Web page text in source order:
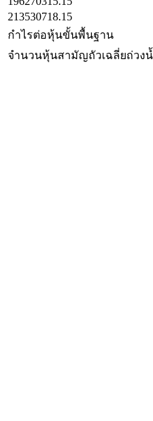
213530718.15
กำไรต่อหุ้นขั้นพื้นฐาน
จำนวนหุ้นสามัญถัวเฉลี่ยถ่วง